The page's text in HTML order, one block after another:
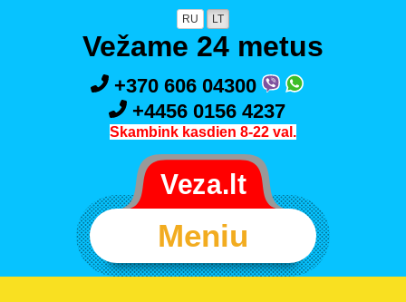
RU LT
Vežame 24 metus
+370 606 04300
+4456 0156 4237
Skambink kasdien 8-22 val.
Meniu